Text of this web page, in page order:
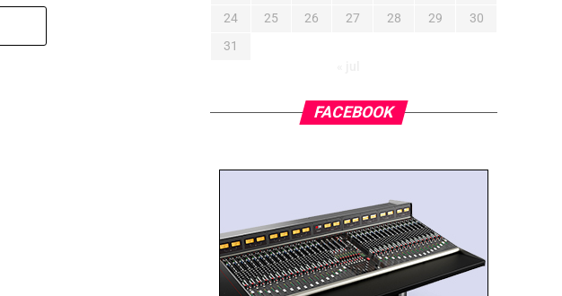
24
25 26 27 28 29
30
31
FACEBOOK